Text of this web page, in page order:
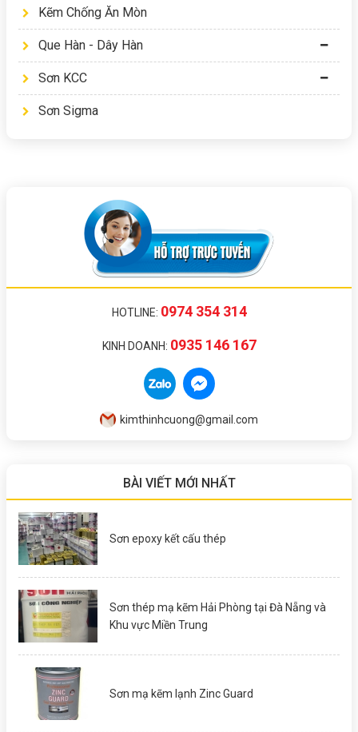
Kẽm Chống Ăn Mòn
Que Hàn - Dây Hàn
Sơn KCC
Sơn Sigma
HOTLINE: 0974 354 314
KINH DOANH: 0935 146 167
kimthinhcuong@gmail.com
BÀI VIẾT MỚI NHẤT
Sơn epoxy kết cấu thép
Sơn thép mạ kẽm Hải Phòng tại Đà Nẵng và
Khu vực Miền Trung
Sơn mạ kẽm lạnh Zinc Guard